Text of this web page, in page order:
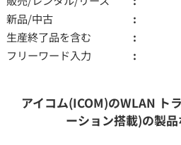
新品/中古
生産終了品を含む
フリーワード入力
アイコム(ICOM)のWLAN ト
ーション搭載)の製